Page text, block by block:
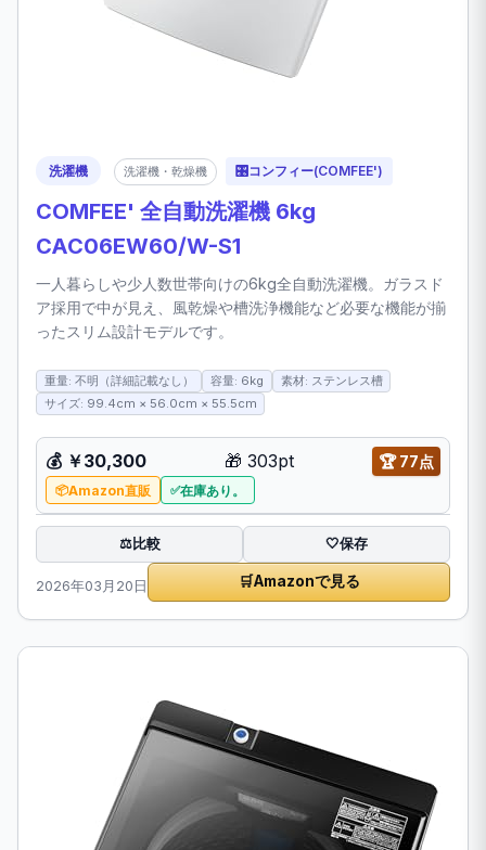
洗濯機 洗濯機・乾燥機 🎛️コンフィー(COMFEE')
COMFEE' 全自動洗濯機 6kg
CAC06EW60/W-S1
一人暮らしや少人数世帯向けの6kg全自動洗濯機。ガラスド
ア採用で中が見え、風乾燥や槽洗浄機能など必要な機能が揃
ったスリム設計モデルです。
重量: 不明（詳細記載なし） 容量: 6kg
素材: ステンレス槽
サイズ: 99.4cm × 56.0cm × 55.5cm
💰 ￥30,300 🎁 303pt 🏆77点
Amazon直販 在庫あり。
⚖️比較 🤍保存
2026年03月20日 🛒Amazonで見る